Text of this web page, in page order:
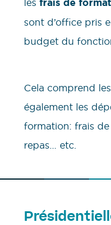
les frais de
sont d’office pris
budget du
Cela comprend
également les
formation: frais
repas… etc.